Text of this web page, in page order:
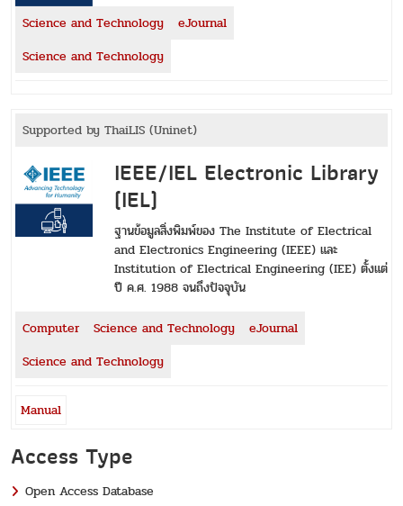
Science and Technology
eJournal
Science and Technology
Supported by ThaiLIS (Uninet)
IEEE/IEL Electronic Library
(IEL)
ฐานข้อมูลสิ่งพิมพ์ของ The Institute of Electrical
and Electronics Engineering (IEEE) และ
Institution of Electrical Engineering (IEE) ตั้งแต่
ปี ค.ศ. 1988 จนถึงปัจจุบัน
Computer Science and Technology
eJournal
Science and Technology
Manual
Access Type
Open Access Database